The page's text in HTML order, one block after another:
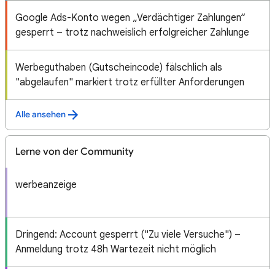
Google Ads-Konto wegen „Verdächtiger Zahlungen“
gesperrt – trotz nachweislich erfolgreicher Zahlunge
Werbeguthaben (Gutscheincode) fälschlich als
"abgelaufen" markiert trotz erfüllter Anforderungen
Alle ansehen
Lerne von der Community
werbeanzeige
Dringend: Account gesperrt ("Zu viele Versuche") –
Anmeldung trotz 48h Wartezeit nicht möglich